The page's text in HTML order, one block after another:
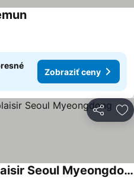
Zobraziť ceny
Zobraziť ceny
Zdieľať
Sotetsu Hotels The Splaisir Seoul Myeongdong